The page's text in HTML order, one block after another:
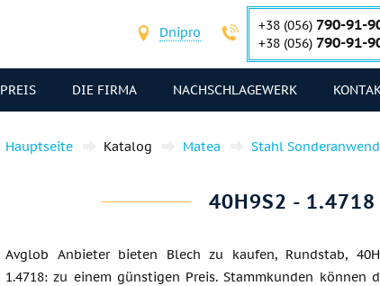
Dnipro +38 (056) 790-91-
+38 (056) 790-91-
PREIS DIE FIRMA NACHSCHLAGEWERK
Hauptseite Katalog Matea Stahl
40H9S2 - 1.4718
Avglob Anbieter bieten Blech zu kaufen, Rundstab,
1.4718: zu einem günstigen Preis. Stammkunden können